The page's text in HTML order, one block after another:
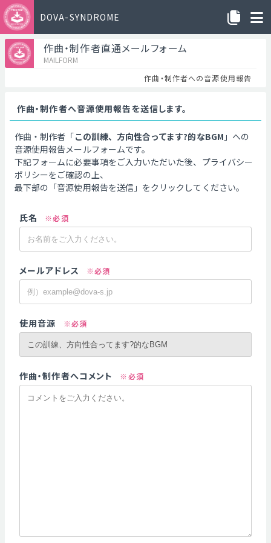
DOVA-SYNDROME
作曲・制作者直通メールフォーム
MAILFORM
作曲・制作者への音源使用報告
作曲・制作者へ音源使用報告を送信します。
作曲・制作者「この訓練、方向性合ってます?的なBGM 」への
音源使用報告メールフォームです。
下記フォームに必要事項をご入力いただいた後、プライバシー
ポリシーをご確認の上、
最下部の「音源使用報告を送信」をクリックしてください。
氏名 ※必須
メールアドレス ※必須
使用音源 ※必須
作曲・制作者へコメント ※必須